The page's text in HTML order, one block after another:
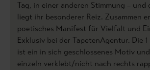
Tag, in einer anderen Stimmung – und
liegt ihr besonderer Reiz. Zusammen
poetisches Manifest für Vielfalt und
Exklusiv bei der TapetenAgentur. Die
ist ein in sich geschlossenes Motiv
einzeln verklebt/nicht nach rechts